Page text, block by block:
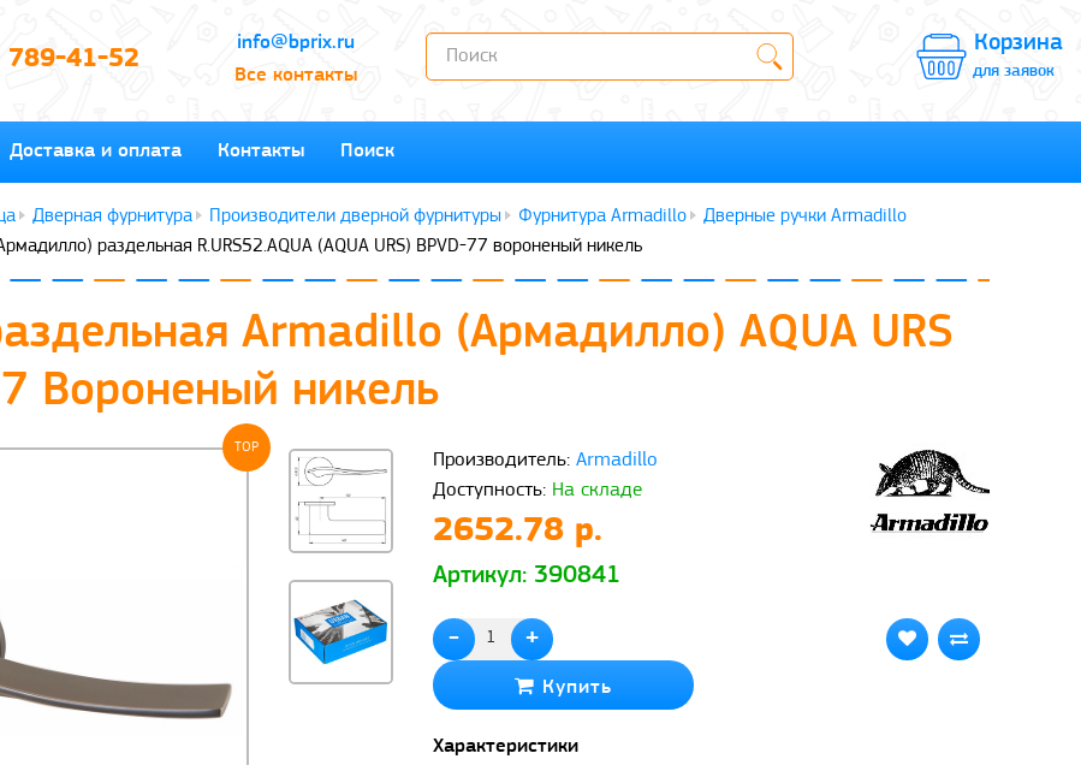
789-41-52
info@bprix.ru
Все контакты
Корзина
для заявок
Доставка и оплата Контакты Поиск
Дверная фурнитура Производители дверной фурнитуры Фурнитура Armadillo
Дверные ручки Armadillo
раздельная R.URS52.AQUA (AQUA URS) BPVD-77 вороненый никель
Armadillo (Армадилло) AQUA URS
Вороненый никель
TOP
Производитель: Armadillo
Доступность: На складе
2652.78 р.
Артикул: 390841
- +
Купить
Характеристики